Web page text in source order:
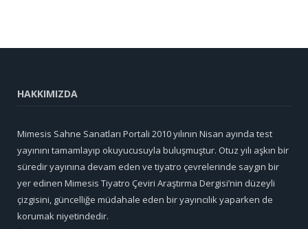
HAKKIMIZDA
Mimesis Sahne Sanatları Portali 2010 yılının Nisan ayında test
yayınını tamamlayıp okuyucusuyla buluşmuştur. Otuz yılı aşkın bir
süredir yayınına devam eden ve tiyatro çevrelerinde saygın bir
yer edinen Mimesis Tiyatro Çeviri Araştırma Dergisi’nin düzeyli
çizgisini, güncelliğe müdahale eden bir yayıncılık yaparken de
korumak niyetindedir.